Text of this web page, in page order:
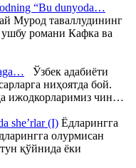
“Bu dunyoda…
Мурод таваллудининг
романи Кафка ва
Ўзбек адабиёти
ниҳоятда бой.
ижодкорларимиз чин…
she’rlar (I) Ёдларингга
олурмисан
қўйнида ёки